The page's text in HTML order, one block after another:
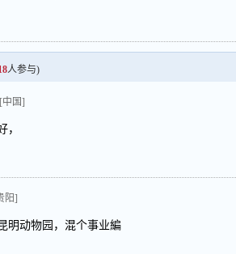
人参与)
[中国]
，
阳]
明动物园，混个事业編